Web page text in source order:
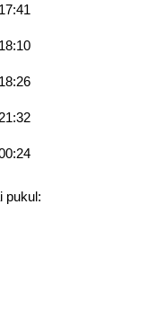
17:41
18:10
18:26
21:32
pukul: